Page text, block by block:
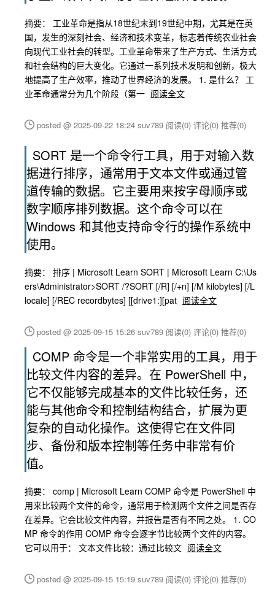
摘要： 工业革命是指从18世纪末到19世纪中期，尤其是在英
国，发生的深刻社会、经济和技术变革，标志着传统农业社会
向现代工业社会的转型。工业革命带来了生产方式、生活方式
和社会结构的巨大变化。它通过一系列技术发明和创新，极大
地提高了生产效率，推动了世界经济的发展。 1. 是什么？ 工
业革命通常分为几个阶段（第一 阅读全文
posted @ 2025-09-22 18:24 suv789 阅读(0) 评论(0) 推荐(0)
SORT 是一个命令行工具，用于对输入数
据进行排序，通常用于文本文件或通过管
道传输的数据。它主要用来按字母顺序或
数字顺序排列数据。这个命令可以在
Windows 和其他支持命令行的操作系统中
使用。
摘要： 排序 | Microsoft Learn SORT | Microsoft Learn C:\Us
ers\Administrator>SORT /?SORT [/R] [/+n] [/M kilobytes] [/L
locale] [/REC recordbytes] [[drive1:][pat 阅读全文
posted @ 2025-09-15 15:26 suv789 阅读(0) 评论(0) 推荐(0)
COMP 命令是一个非常实用的工具，用于
比较文件内容的差异。在 PowerShell 中，
它不仅能够完成基本的文件比较任务，还
能与其他命令和控制结构结合，扩展为更
复杂的自动化操作。这使得它在文件同
步、备份和版本控制等任务中非常有价
值。
摘要： comp | Microsoft Learn COMP 命令是 PowerShell 中
用来比较两个文件的命令，通常用于检测两个文件之间是否存
在差异。它会比较文件内容，并报告是否有不同之处。 1. CO
MP 命令的作用 COMP 命令会逐字节比较两个文件的内容。
它可以用于： 文本文件比较：通过比较文 阅读全文
posted @ 2025-09-15 15:19 suv789 阅读(0) 评论(0) 推荐(0)